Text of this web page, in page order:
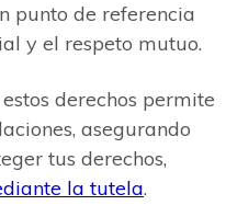
punto de referencia
y el respeto mutuo.
derechos permite
asegurando
tus derechos,
la tutela.